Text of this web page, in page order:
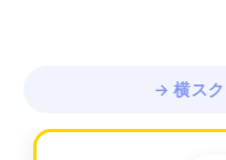
→ 横スク